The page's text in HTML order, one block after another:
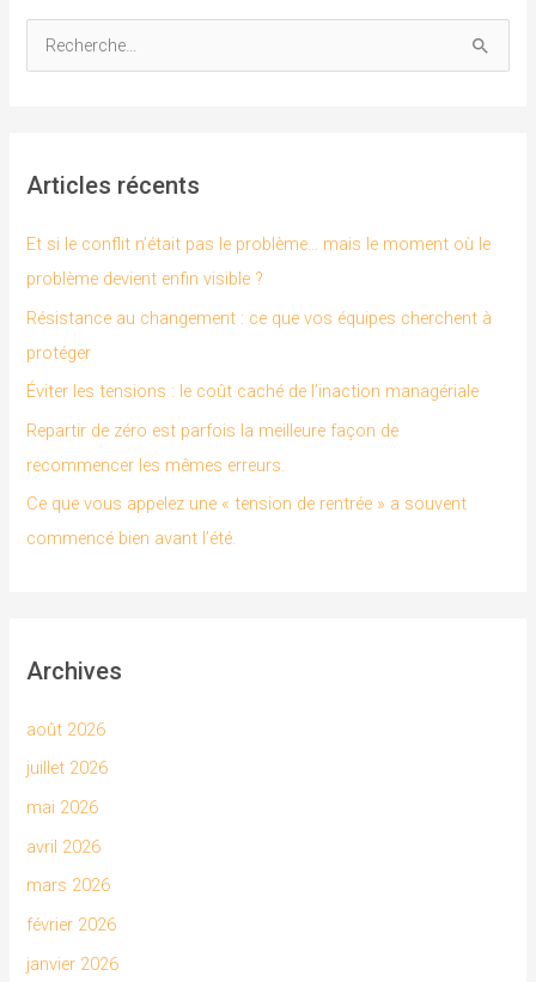
e
h
e
r
:
Articles récents
Et si le conflit n’était pas le problème… mais le moment où le
problème devient enfin visible ?
Résistance au changement : ce que vos équipes cherchent à
protéger
Éviter les tensions : le coût caché de l’inaction managériale
Repartir de zéro est parfois la meilleure façon de
recommencer les mêmes erreurs.
Ce que vous appelez une « tension de rentrée » a souvent
commencé bien avant l’été.
Archives
août 2026
juillet 2026
mai 2026
avril 2026
mars 2026
février 2026
janvier 2026